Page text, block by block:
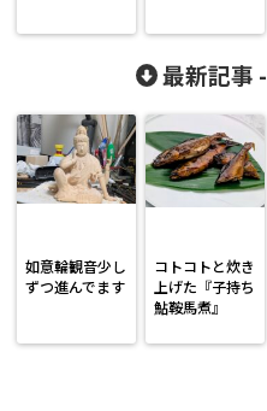
最新記事 -
如意輪観音少し
ずつ進んでます
コトコトと炊き
上げた『子持ち
鮎鞍馬煮』